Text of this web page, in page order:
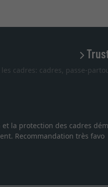
cadres: cadres, passe-
la protection des cadres
Recommandation très favo